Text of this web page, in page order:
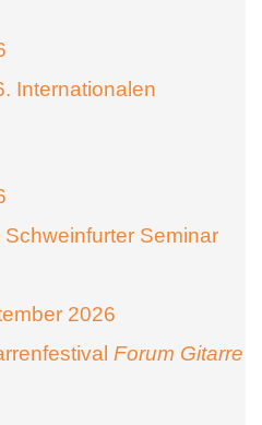
Internationalen
Seminar
2026
Forum Gitarre